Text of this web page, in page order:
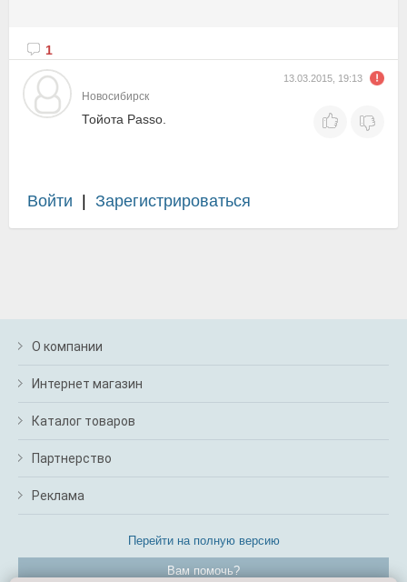
1
13.03.2015, 19:13
Новосибирск
Тойота Passo.
Войти Зарегистрироваться
О компании
Интернет магазин
Каталог товаров
Партнерство
Реклама
Перейти на полную версию
Вам помочь?